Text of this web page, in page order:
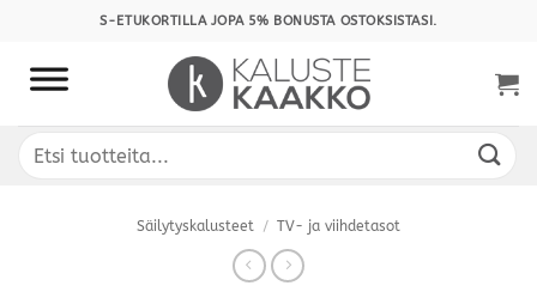
content
S-ETUKORTILLA JOPA 5% BONUSTA OSTOKSISTASI.
Etsi:
Säilytyskalusteet / TV- ja viihdetasot